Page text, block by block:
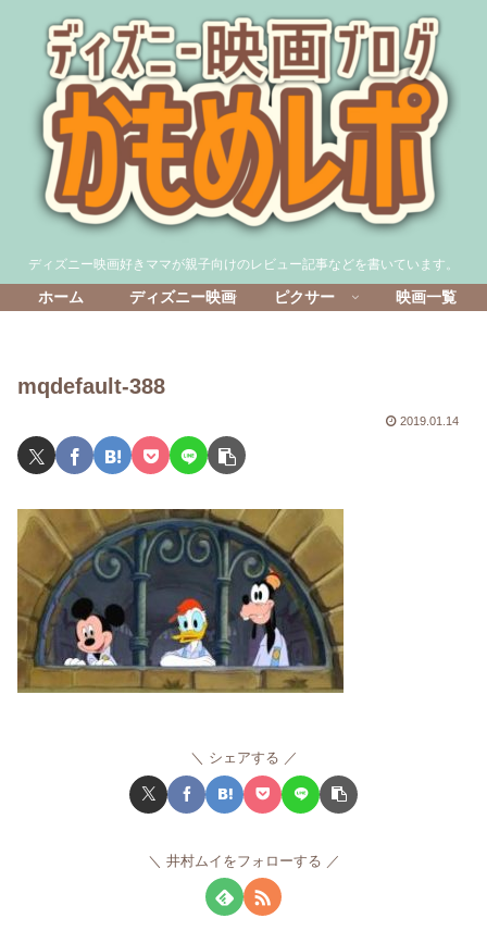
ディズニー映画好きママが親子向けのレビュー記事などを書いています。
ホーム ディズニー映画 ピクサー 映画一覧
mqdefault-388
2019.01.14
シェアする
井村ムイをフォローする